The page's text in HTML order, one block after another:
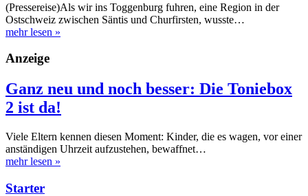
(Pressereise)Als wir ins Toggenburg fuhren, eine Region in der
Ostschweiz zwischen Säntis und Churfirsten, wusste…
mehr lesen »
Anzeige
Ganz neu und noch besser: Die Toniebox
2 ist da!
Viele Eltern kennen diesen Moment: Kinder, die es wagen, vor einer
anständigen Uhrzeit aufzustehen, bewaffnet…
mehr lesen »
Starter